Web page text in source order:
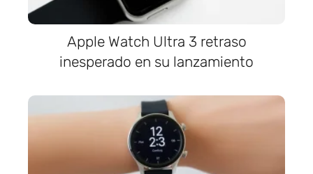
Apple Watch Ultra 3 retraso
inesperado en su lanzamiento